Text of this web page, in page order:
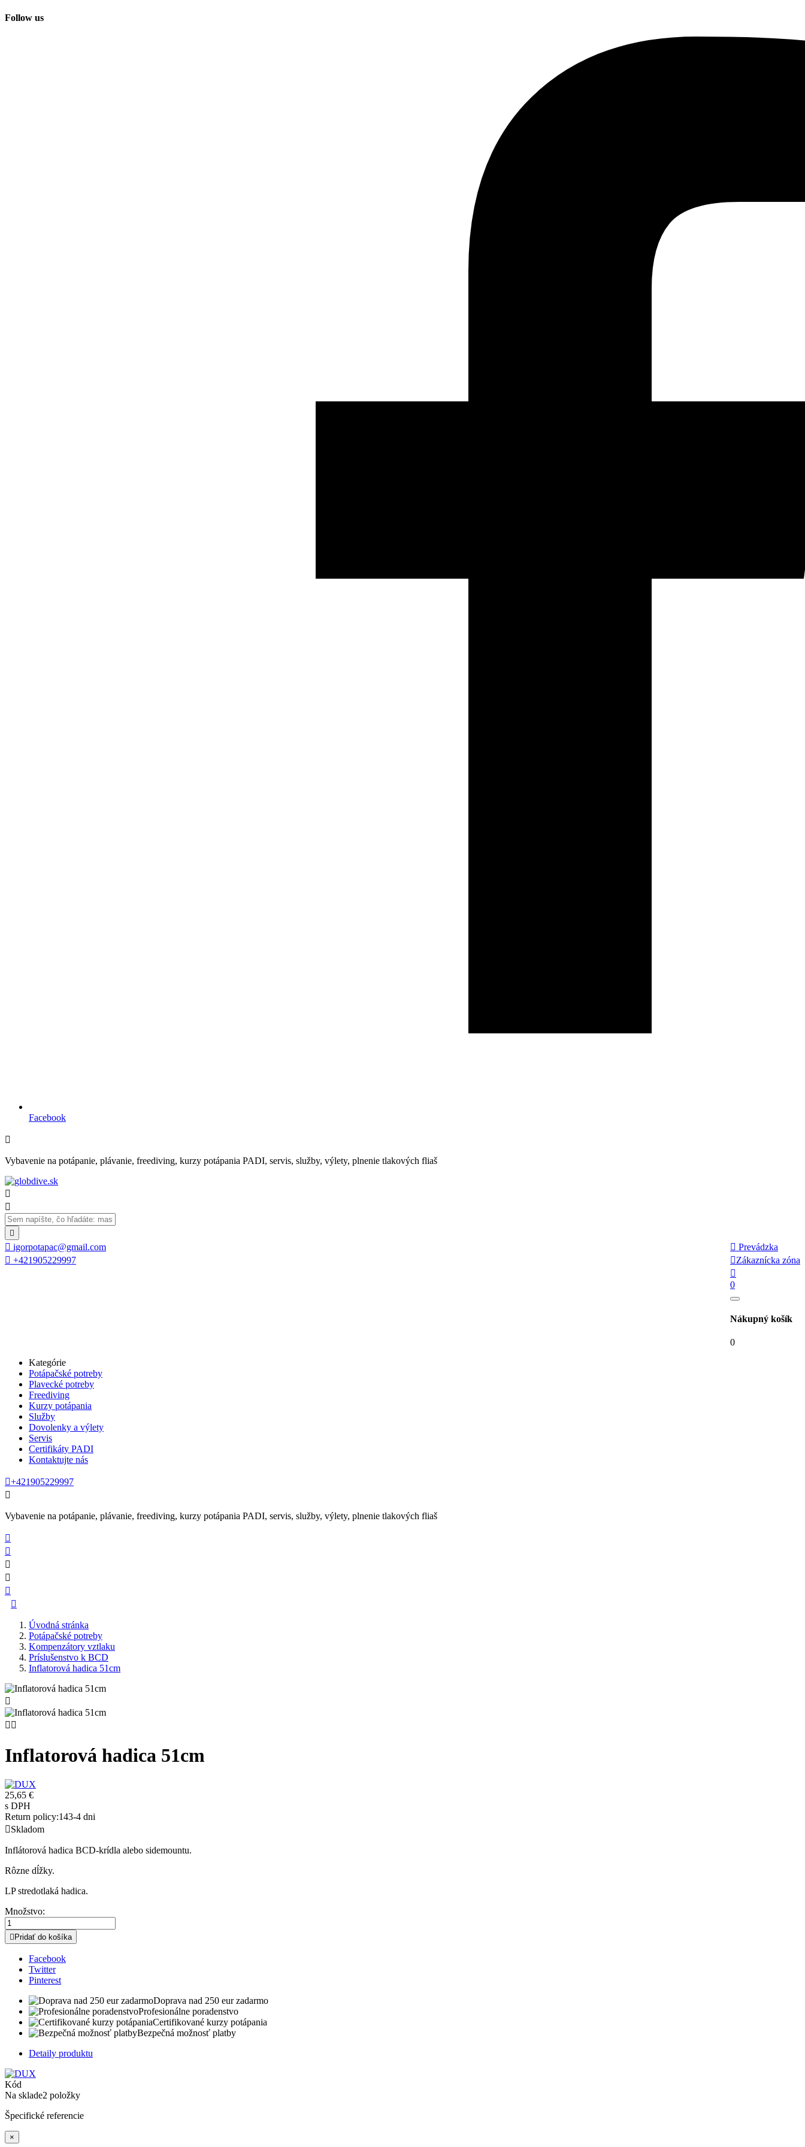
Follow us
Facebook

Vybavenie na potápanie, plávanie, freediving, kurzy potápania PADI, servis, služby, výlety, plnenie tlakových fliaš



 igorpotapac@gmail.com
 +421905229997
 Prevádzka
Zákaznícka zóna

0
Nákupný košík
0
Kategórie
Potápačské potreby
Plavecké potreby
Freediving
Kurzy potápania
Služby
Dovolenky a výlety
Servis
Certifikáty PADI
Kontaktujte nás
+421905229997

Vybavenie na potápanie, plávanie, freediving, kurzy potápania PADI, servis, služby, výlety, plnenie tlakových fliaš






Úvodná stránka
Potápačské potreby
Kompenzátory vztlaku
Príslušenstvo k BCD
Inflatorová hadica 51cm

 
Inflatorová hadica 51cm
25,65 €
s DPH
Return policy:143-4 dni
Skladom
Inflátorová hadica BCD-krídla alebo sidemountu.
Rôzne dĺžky.
LP stredotlaká hadica.
Množstvo:
 Pridať do košíka
Facebook
Twitter
Pinterest
Doprava nad 250 eur zadarmo
Profesionálne poradenstvo
Certifikované kurzy potápania
Bezpečná možnosť platby
Detaily produktu
Kód
Na sklade2 položky
Špecifické referencie
×